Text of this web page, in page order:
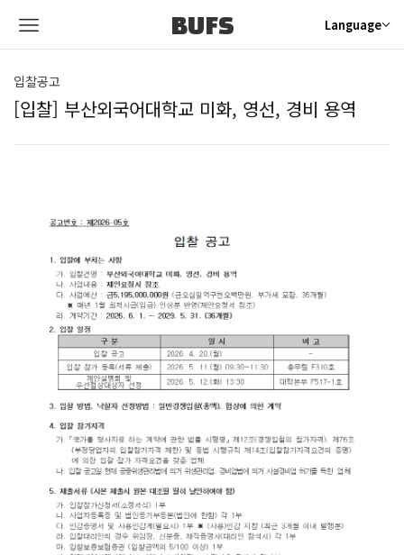
BUFS Language
입찰공고
[입찰] 부산외국어대학교 미화, 영선, 경비 용역